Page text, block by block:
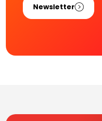
Newsletter